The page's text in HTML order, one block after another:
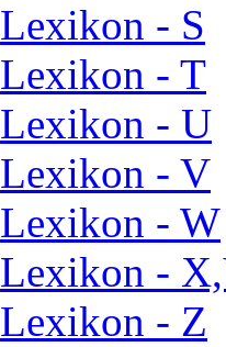
Lexikon - S
Lexikon - T
Lexikon - U
Lexikon - V
Lexikon - W
Lexikon -
Lexikon - Z